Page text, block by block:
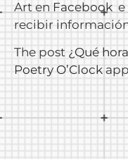
Art en Facebook e
recibir
The post ¿Qué
Poetry O’Clock